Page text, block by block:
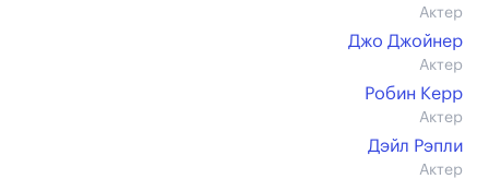
Актер
Джо Джойнер
Актер
Робин Керр
Актер
Дэйл Рэпли
Актер